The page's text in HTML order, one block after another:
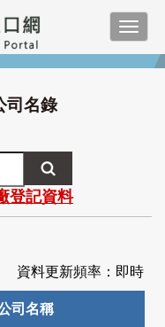
司名錄
登記資料
資料更新頻率：即時
司名稱